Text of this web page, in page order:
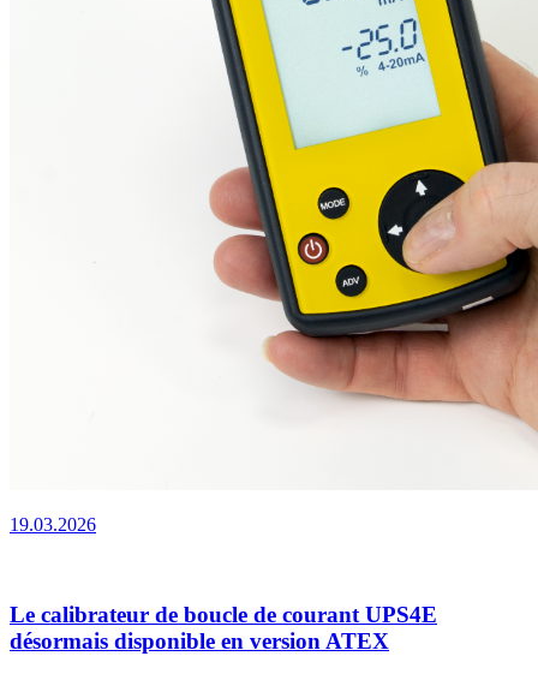
19.03.2026
Le calibrateur de boucle de courant UPS4E
désormais disponible en version ATEX